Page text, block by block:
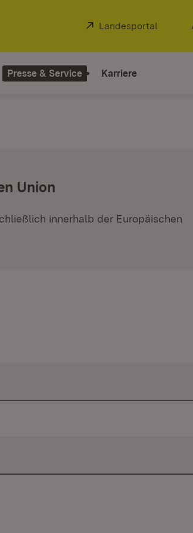
Extern:
Landesportal
Presse & Service Karriere
Union
innerhalb der Europäischen